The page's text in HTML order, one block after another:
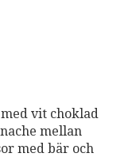
vit choklad
mellan
med bär och